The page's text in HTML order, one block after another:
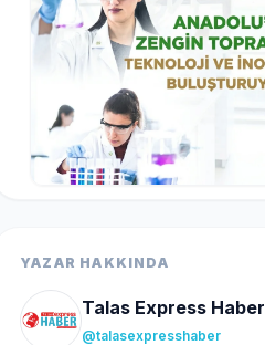
YAZAR HAKKINDA
Talas Express Haber
@talasexpresshaber